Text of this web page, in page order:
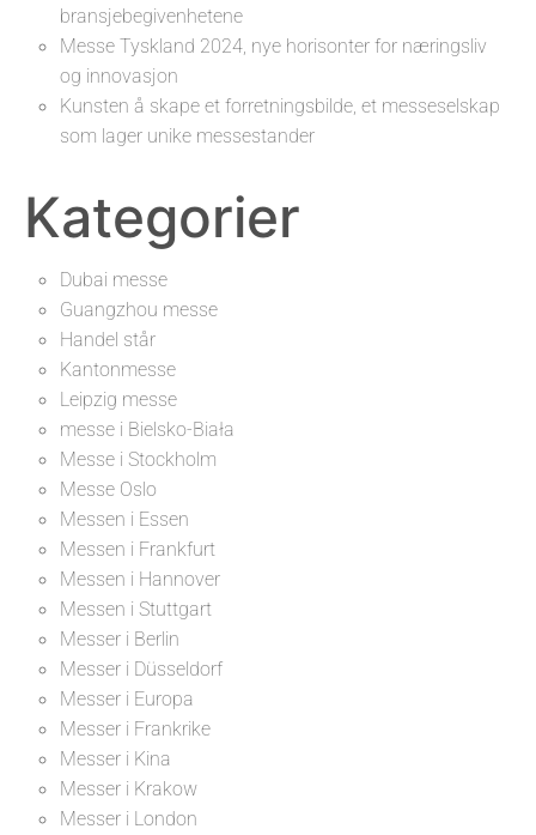
bransjebegivenhetene
Messe Tyskland 2024, nye horisonter for næringsliv
og innovasjon
Kunsten å skape et forretningsbilde, et messeselskap
som lager unike messestander
Kategorier
Dubai messe
Guangzhou messe
Handel står
Kantonmesse
Leipzig messe
messe i Bielsko-Biała
Messe i Stockholm
Messe Oslo
Messen i Essen
Messen i Frankfurt
Messen i Hannover
Messen i Stuttgart
Messer i Berlin
Messer i Düsseldorf
Messer i Europa
Messer i Frankrike
Messer i Kina
Messer i Krakow
Messer i London